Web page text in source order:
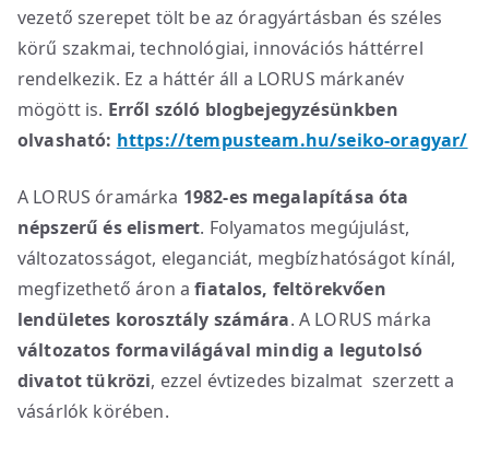
vezető szerepet tölt be az óragyártásban és széles
körű szakmai, technológiai, innovációs háttérrel
rendelkezik. Ez a háttér áll a LORUS márkanév
mögött is. Erről szóló blogbejegyzésünkben
olvasható: https://tempusteam.hu/seiko-oragyar/
A LORUS óramárka 1982-es megalapítása óta
népszerű és elismert. Folyamatos megújulást,
változatosságot, eleganciát, megbízhatóságot kínál,
megfizethető áron afiatalos, feltörekvően
lendületes korosztály számára. A LORUS márka
változatos formavilágával mindig a legutolsó
divatot tükrözi, ezzel évtizedes bizalmat szerzett a
vásárlók körében.